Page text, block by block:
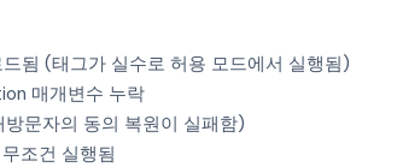
됨 (태그가 실수로 허용 모드에서 실행됨)
매개변수 누락
문자의 동의 복원이 실패함)
조건 실행됨